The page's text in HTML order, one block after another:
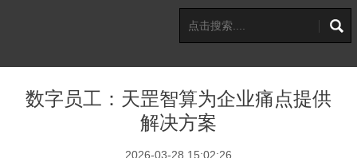
数字员工：天罡智算为企业痛点提供
解决方案
2026-03-28 15:02:26